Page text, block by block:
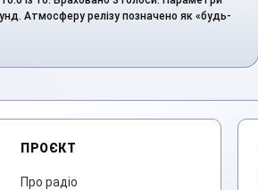
Атмосферу релізу позначено як «будь-
ПРОЄКТ
Про радіо